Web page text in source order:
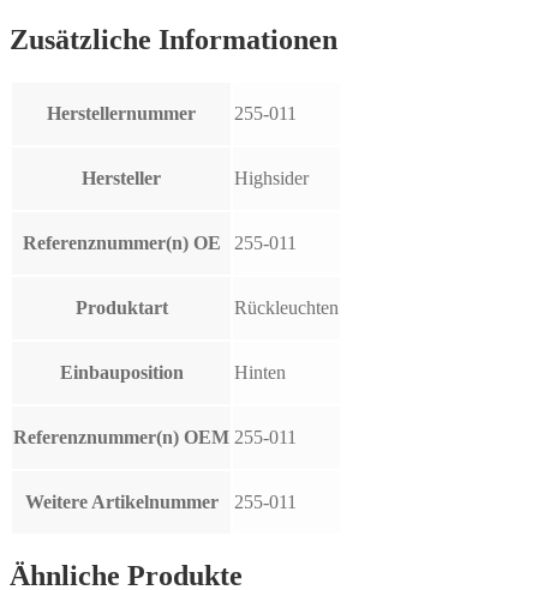
Zusätzliche Informationen
Herstellernummer 255-011
Hersteller Highsider
Referenznummer(n) OE 255-011
Produktart Rückleuchten
Einbauposition Hinten
Referenznummer(n) OEM 255-011
Weitere Artikelnummer 255-011
Ähnliche Produkte